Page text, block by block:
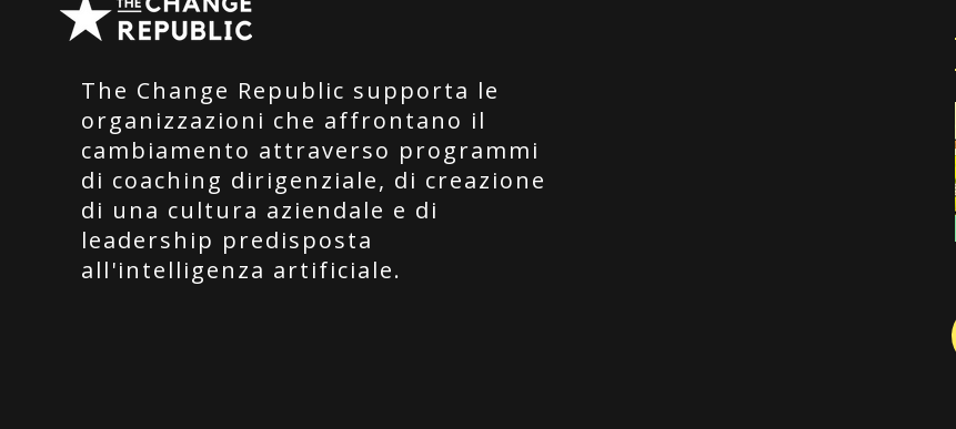
The Change Republic supporta le
organizzazioni che affrontano il
cambiamento attraverso programmi
di coaching dirigenziale, di creazione
di una cultura aziendale e di
leadership predisposta
all'intelligenza artificiale.